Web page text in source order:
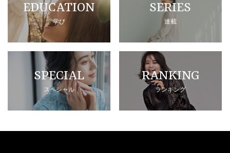
EDUCATION
学び
SERIES
連載
SPECIAL
スペシャル
RANKING
ランキング